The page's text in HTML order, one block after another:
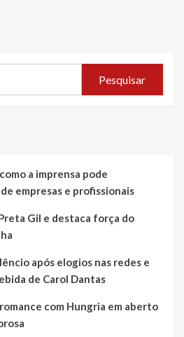
Pesquisar
a imprensa pode
empresas e profissionais
Gil e destaca força do
após elogios nas redes e
de Carol Dantas
com Hungria em aberto